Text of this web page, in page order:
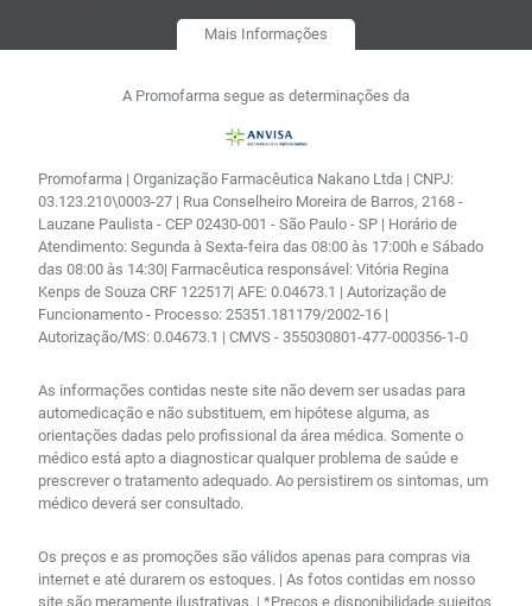
Mais Informações
A Promofarma segue as determinações da
Promofarma | Organização Farmacêutica Nakano Ltda | CNPJ:
03.123.210\0003-27 | Rua Conselheiro Moreira de Barros, 2168 -
Lauzane Paulista - CEP 02430-001 - São Paulo - SP | Horário de
Atendimento: Segunda à Sexta-feira das 08:00 às 17:00h e Sábado
das 08:00 às 14:30| Farmacêutica responsável: Vitória Regina
Kenps de Souza CRF 122517| AFE: 0.04673.1 | Autorização de
Funcionamento - Processo: 25351.181179/2002-16 |
Autorização/MS: 0.04673.1 | CMVS - 355030801-477-000356-1-0
As informações contidas neste site não devem ser usadas para
automedicação e não substituem, em hipótese alguma, as
orientações dadas pelo profissional da área médica. Somente o
médico está apto a diagnosticar qualquer problema de saúde e
prescrever o tratamento adequado. Ao persistirem os sintomas, um
médico deverá ser consultado.
Os preços e as promoções são válidos apenas para compras via
internet e até durarem os estoques. | As fotos contidas em nosso
site são meramente ilustrativas. | *Preços e disponibilidade sujeitos